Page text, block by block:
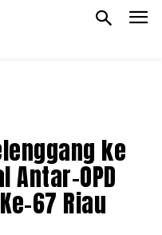
ke
Antar-OPD
67 Riau